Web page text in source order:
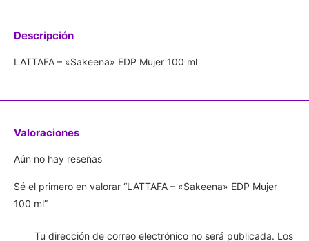
Descripción
LATTAFA – «Sakeena» EDP Mujer 100 ml
Valoraciones
Aún no hay reseñas
Sé el primero en valorar “LATTAFA – «Sakeena» EDP Mujer
100 ml”
Tu dirección de correo electrónico no será publicada. Los